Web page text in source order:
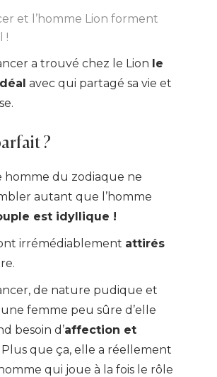
et l’homme Lion forment
!
a trouvé chez le Lion le
avec qui partagé sa vie et
?
du zodiaque ne
autant que l’homme
est idyllique !
irrémédiablement attirés
de nature pudique et
femme peu sûre d’elle
besoin d’affection et
Plus que ça, elle a réellement
qui joue à la fois le rôle